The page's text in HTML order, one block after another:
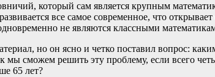
который сам является крупным
все самое современное, что
не являются классными
но он ясно и четко поставил вопрос:
сможем решить эту проблему, если всего
65 лет?